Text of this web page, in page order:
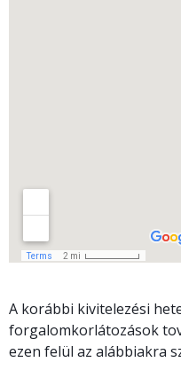
A korábbi kivitelezési
forgalomkorlátozások
ezen felül az alábbiakra